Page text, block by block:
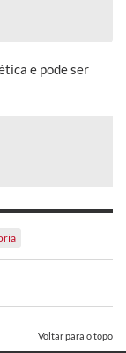
e pode ser
Voltar para o topo